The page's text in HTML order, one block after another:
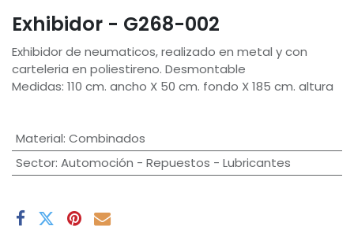
Exhibidor - G268-002
Exhibidor de neumaticos, realizado en metal y con
carteleria en poliestireno. Desmontable
Medidas: 110 cm. ancho X 50 cm. fondo X 185 cm. altura
Material: Combinados
Sector: Automoción - Repuestos - Lubricantes